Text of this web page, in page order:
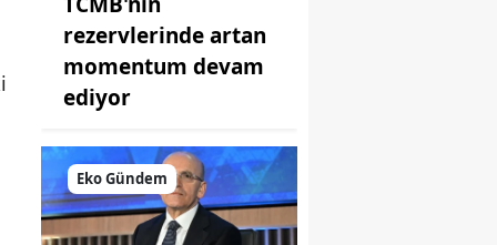
rezervlerinde artan
momentum devam
ediyor
Eko Gündem